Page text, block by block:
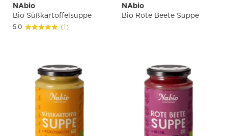
NAbio
Bio Süßkartoffelsuppe
5.0 (1)
NAbio
Bio Rote Beete Suppe